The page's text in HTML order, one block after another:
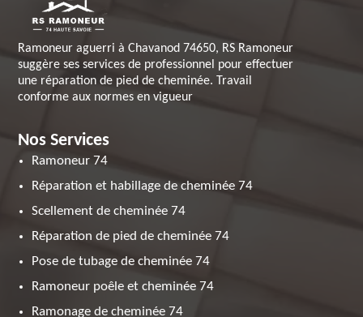
Ramoneur aguerri à Chavanod 74650, RS Ramoneur
suggère ses services de professionnel pour effectuer
une réparation de pied de cheminée. Travail
conforme aux normes en vigueur
Nos Services
Ramoneur 74
Réparation et habillage de cheminée 74
Scellement de cheminée 74
Réparation de pied de cheminée 74
Pose de tubage de cheminée 74
Ramoneur poêle et cheminée 74
Ramonage de cheminée 74